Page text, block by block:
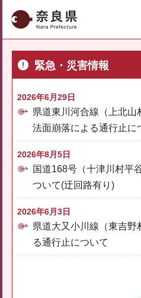
奈良県
緊急・災害情報
2026年6月29日
県道東川河合線（上北
法面崩落による通行止に
2026年8月5日
国道168号（十津川村平
ついて(迂回路有り)
2026年6月3日
県道大又小川線（東吉野
る通行止について